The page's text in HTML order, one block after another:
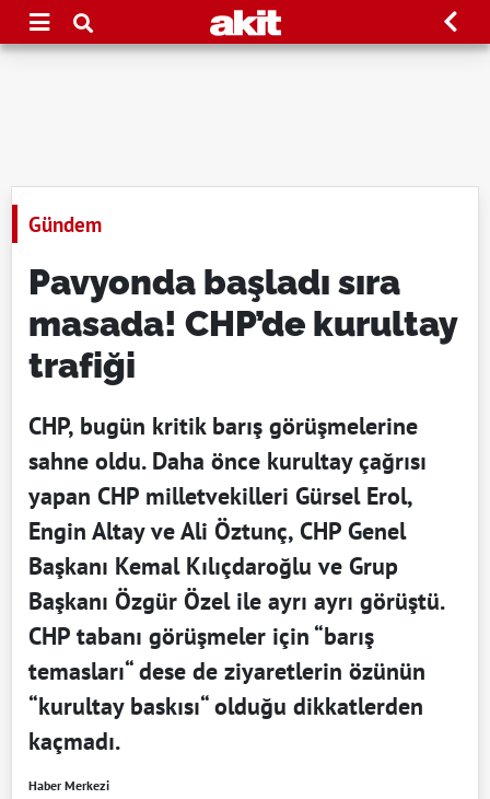
Gündem
Pavyonda başladı sıra
masada! CHP’de kurultay
trafiği
CHP, bugün kritik barış görüşmelerine
sahne oldu. Daha önce kurultay çağrısı
yapan CHP milletvekilleri Gürsel Erol,
Engin Altay ve Ali Öztunç, CHP Genel
Başkanı Kemal Kılıçdaroğlu ve Grup
Başkanı Özgür Özel ile ayrı ayrı görüştü.
CHP tabanı görüşmeler için “barış
temasları“ dese de ziyaretlerin özünün
“kurultay baskısı“ olduğu dikkatlerden
kaçmadı.
Haber Merkezi